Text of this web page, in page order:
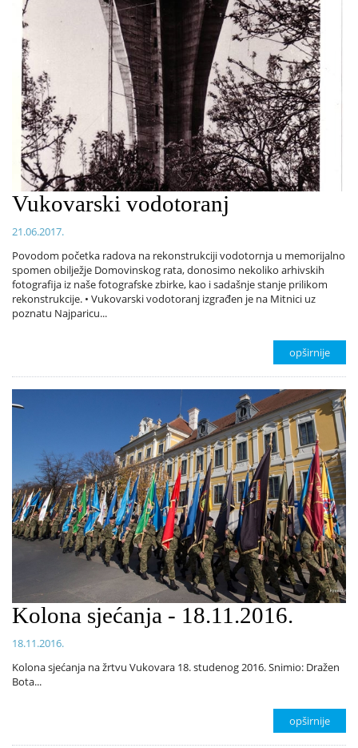
Vukovarski vodotoranj
21.06.2017.
Povodom početka radova na rekonstrukciji vodotornja u memorijalno
spomen obilježje Domovinskog rata, donosimo nekoliko arhivskih
fotografija iz naše fotografske zbirke, kao i sadašnje stanje prilikom
rekonstrukcije. • Vukovarski vodotoranj izgrađen je na Mitnici uz
poznatu Najparicu...
opširnije
Kolona sjećanja - 18.11.2016.
18.11.2016.
Kolona sjećanja na žrtvu Vukovara 18. studenog 2016. Snimio: Dražen
Bota...
opširnije